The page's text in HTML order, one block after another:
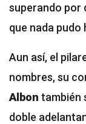
superando por
que nada
Aun así, el
nombres, su
Albon también
doble